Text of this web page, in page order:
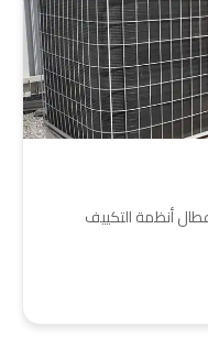
أنظمة التكييف